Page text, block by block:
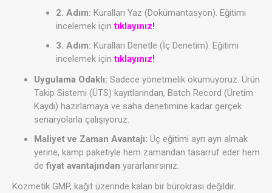
2. Adım: Kuralları Yaz (Dokümantasyon). Eğitimi
incelemek içintıklayınız!
3. Adım: Kuralları Denetle (İç Denetim). Eğitimi
incelemek için tıklayınız!
Uygulama Odaklı: Sadece yönetmelik okumuyoruz. Ürün
Takip Sistemi (ÜTS) kayıtlarından, Batch Record (Üretim
Kaydı) hazırlamaya ve saha denetimine kadar gerçek
senaryolarla çalışıyoruz.
Maliyet ve Zaman Avantajı: Üç eğitimi ayrı ayrı almak
yerine, kamp paketiyle hem zamandan tasarruf eder hem
de fiyat avantajından yararlanırsınız.
Kozmetik GMP, kağıt üzerinde kalan bir bürokrasi değildir.